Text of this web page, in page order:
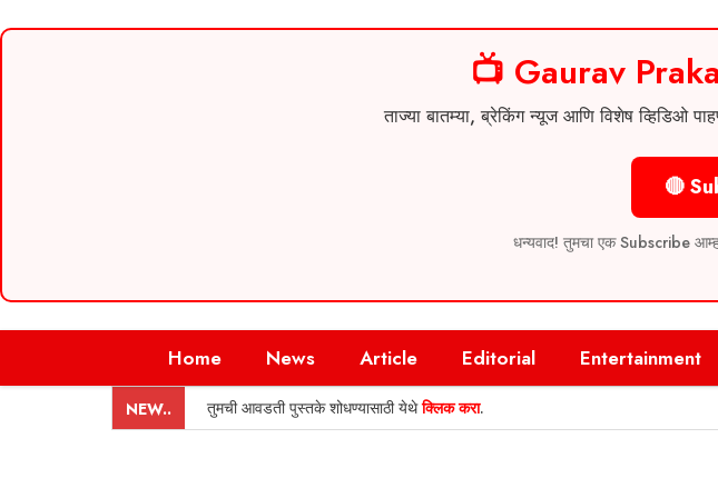
📺 Gaurav
ताज्या बातम्या, ब्रेकिंग न्यूज आणि विशेष व्हिडिओ
🔴
धन्यवाद! तुमचा एक Subscribe
Home News Article Editorial Entertainment
NEW.. तुमची आवडती पुस्तके शोधण्यासाठी येथेक्लिक करा.